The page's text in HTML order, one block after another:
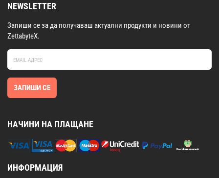
NEWSLETTER
Запиши се за да получаваш актуални продукти и новини от
ZettabyteX.
ЗАПИШИ СЕ
НАЧИНИ НА ПЛАЩАНЕ
ИНФОРМАЦИЯ